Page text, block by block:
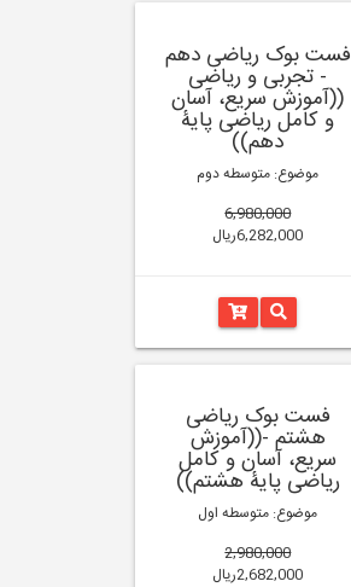
فست بوک ریاضی دهم
- تجربی و ریاضی
((آموزش سریع، آسان
و کامل ریاضی پایۀ
دهم))
موضوع: متوسطه دوم
6,980,000
6,282,000ریال
فست بوک ریاضی
هشتم -((آموزش
سریع، آسان و کامل
ریاضی پایۀ هشتم))
موضوع: متوسطه اول
2,980,000
2,682,000ریال